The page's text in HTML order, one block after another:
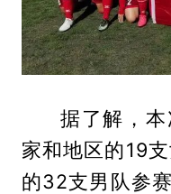
据了解，
家和地区的19
的32支男队参